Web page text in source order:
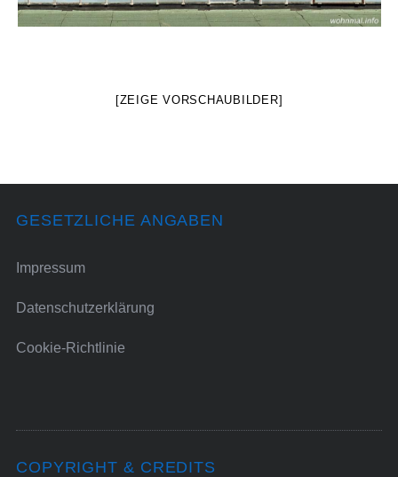
[ZEIGE VORSCHAUBILDER]
GESETZLICHE ANGABEN
Impressum
Datenschutzerklärung
Cookie-Richtlinie
COPYRIGHT & CREDITS